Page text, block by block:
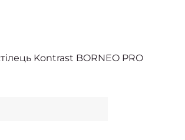
Kontrast BORNEO PRO